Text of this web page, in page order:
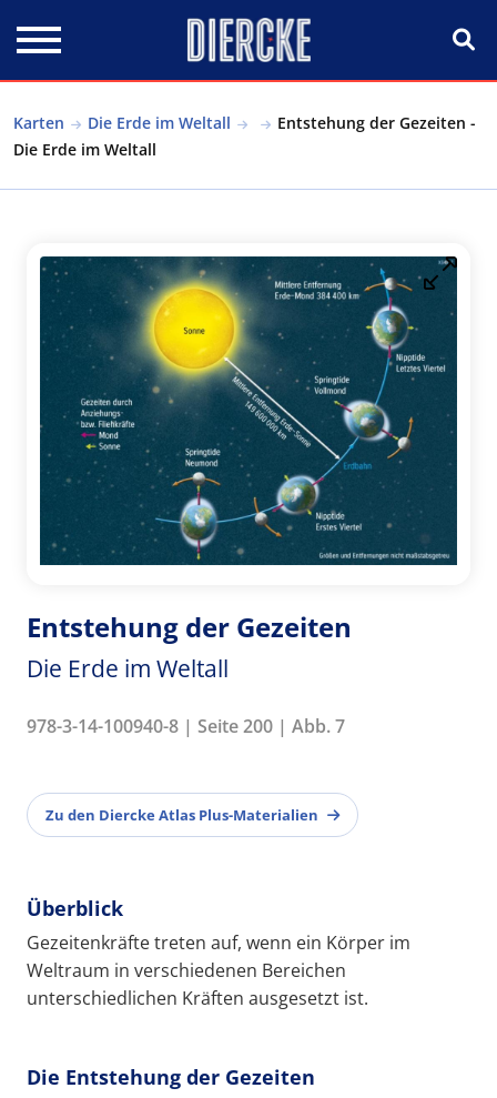
Karten Die Erde im Weltall
Entstehung der Gezeiten -
Die Erde im Weltall
Entstehung der Gezeiten
Die Erde im Weltall
978-3-14-100940-8 | Seite 200 | Abb. 7
Zu den Diercke Atlas Plus-Materialien
Überblick
Gezeitenkräfte treten auf, wenn ein Körper im
Weltraum in verschiedenen Bereichen
unterschiedlichen Kräften ausgesetzt ist.
Die Entstehung der Gezeiten